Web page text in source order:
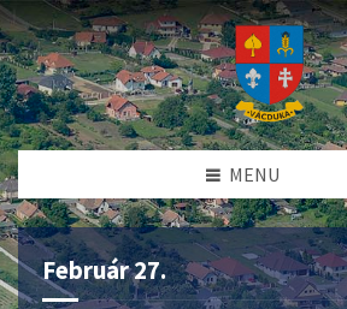
MENU
Február 27.